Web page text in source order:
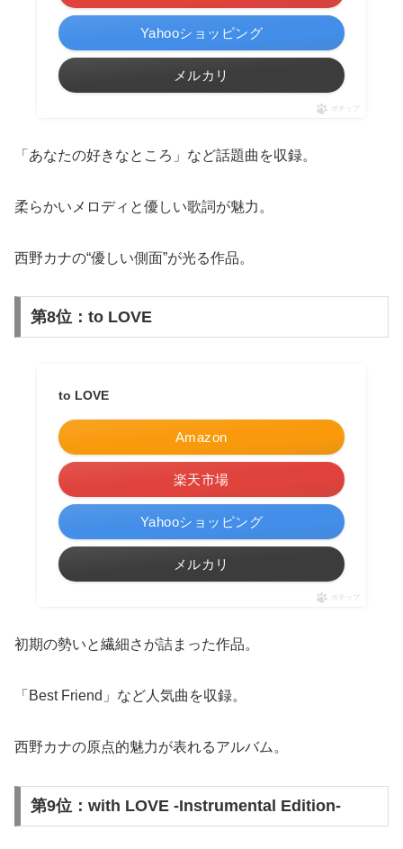
Yahooショッピング
メルカリ
ポチップ
「あなたの好きなところ」など話題曲を収録。
柔らかいメロディと優しい歌詞が魅力。
西野カナの“優しい側面”が光る作品。
第8位：to LOVE
to LOVE
Amazon
楽天市場
Yahooショッピング
メルカリ
ポチップ
初期の勢いと繊細さが詰まった作品。
「Best Friend」など人気曲を収録。
西野カナの原点的魅力が表れるアルバム。
第9位：with LOVE -Instrumental Edition-